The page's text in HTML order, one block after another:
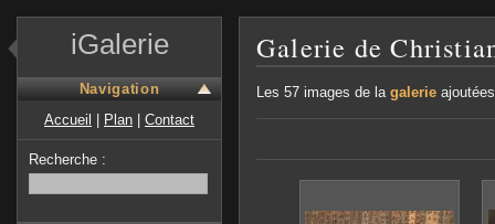
iGalerie
Navigation
Accueil
Plan Contact
Recherche :
Galerie de
Les 57 images de la galerie